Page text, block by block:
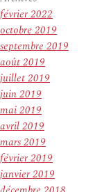
février 2022
octobre 2019
septembre 2019
août 2019
juillet 2019
juin 2019
mai 2019
avril 2019
mars 2019
février 2019
janvier 2019